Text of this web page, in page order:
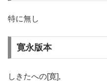
特に無し
寛永版本
しきたへの[寛],